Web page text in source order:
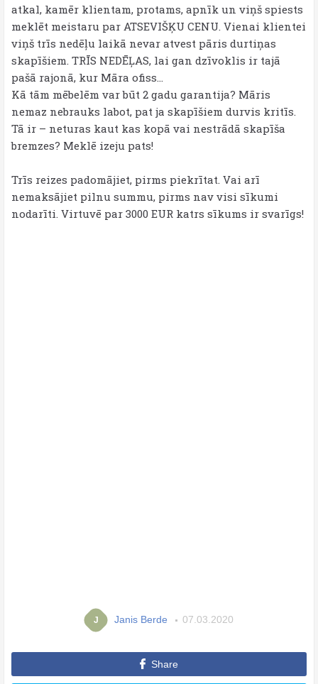
atkal, kamēr klientam, protams, apnīk un viņš spiests
meklēt meistaru par ATSEVIŠĶU CENU. Vienai klientei
viņš trīs nedēļu laikā nevar atvest pāris durtiņas
skapīšiem. TRĪS NEDĒĻAS, lai gan dzīvoklis ir tajā
pašā rajonā, kur Māra ofiss…
Kā tām mēbelēm var būt 2 gadu garantija? Māris
nemaz nebrauks labot, pat ja skapīšiem durvis kritīs.
Tā ir – neturas kaut kas kopā vai nestrādā skapīša
bremzes? Meklē izeju pats!
Trīs reizes padomājiet, pirms piekrītat. Vai arī
nemaksājiet pilnu summu, pirms nav visi sīkumi
nodarīti. Virtuvē par 3000 EUR katrs sīkums ir svarīgs!
J Janis Berde 07.03.2020
Share